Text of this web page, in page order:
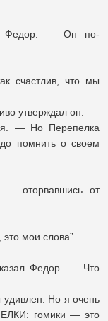
Федор. — Он по-
счастлив, что мы
утверждал он.
— Но Перепелка
помнить о своем
— оторвавшись от
мои слова”.
Федор. — Что
Но я очень
гомики — это